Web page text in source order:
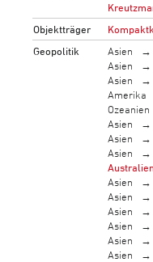
Objektträger
Geopolitik
Asien
Asien
Asien
Amerika
Ozeanien
Asien
Asien
Asien
Australien
Asien
Asien
Asien
Asien
Asien
Asien